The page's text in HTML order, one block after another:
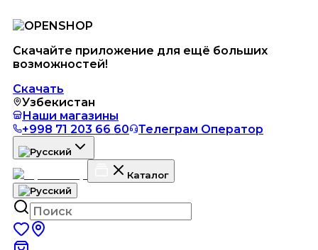
Скачайте приложение для ещё больших
возможностей!
Скачать
Узбекистан
Наши магазины
+998 71 203 66 60
Телеграм Оператор
Каталог